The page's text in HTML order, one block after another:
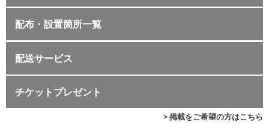
配布・設置箇所一覧
配送サービス
チケットプレゼント
> 掲載をご希望の方はこちら